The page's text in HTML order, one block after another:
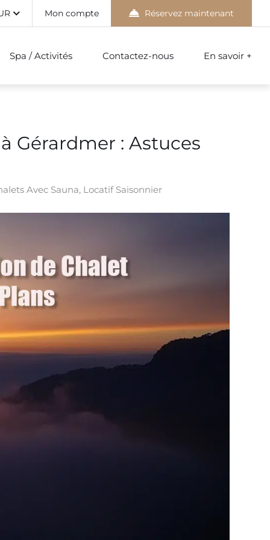
Mon compte Réservez maintenant
Spa / Activités Contactez-nous En savoir +
Gérardmer : Astuces
Avec Sauna, Locatif Saisonnier